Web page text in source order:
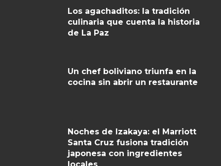
Los agachaditos: la tradición
culinaria que cuenta la historia
de La Paz
Un chef boliviano triunfa en la
cocina sin abrir un restaurante
Noches de Izakaya: el Marriott
Santa Cruz fusiona tradición
japonesa con ingredientes